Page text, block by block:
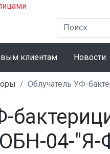
клиентам Новости
Облучатель УФ-
04-"Я-